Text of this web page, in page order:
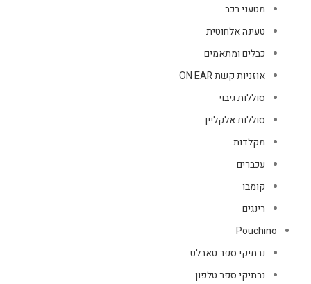
מטעני רכב
טעינה אלחוטית
כבלים ומתאמים
אוזניות קשת ON EAR
סוללות גיבוי
סוללות אלקליין
מקלדות
עכברים
קומבו
רינגים
Pouchino
נרתיקי ספר טאבלט
נרתיקי ספר טלפון